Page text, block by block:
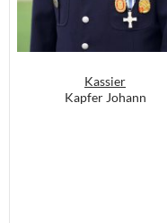
Kassier
Kapfer Johann